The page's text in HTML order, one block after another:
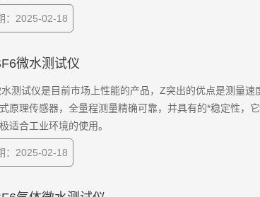
：2025-02-18
微水测试仪
测试仪是目前市场上性能的产品，Z突出的优点是测量速
原理传感器，全量程测量精确可靠，并具有的*稳定性，
适合工业环境的使用。
：2025-02-18